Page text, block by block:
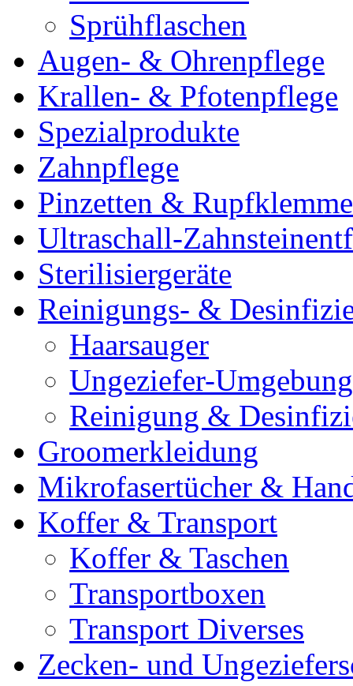
Sprühflaschen
Augen- & Ohrenpflege
Krallen- & Pfotenpflege
Spezialprodukte
Zahnpflege
Pinzetten &
Ultraschall-
Sterilisiergeräte
Reinigungs- &
Haarsauger
Ungeziefer-
Reinigung &
Groomerkleidung
Mikrofasertücher &
Koffer & Transport
Koffer & Taschen
Transportboxen
Transport Diverses
Zecken- und